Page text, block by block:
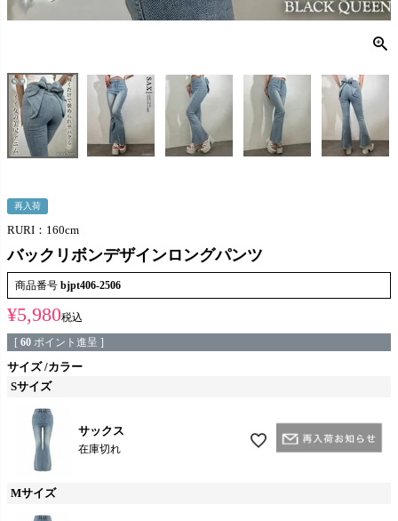
再入荷
RURI：160cm
バックリボンデザインロングパンツ
商品番号 bjpt406-2506
¥5,980税込
[ 60 ポイント進呈 ]
サイズ カラー
Sサイズ
サックス
在庫切れ
Mサイズ